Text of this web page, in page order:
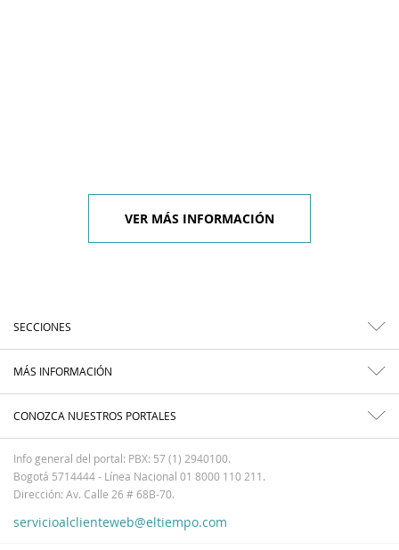
VER MÁS INFORMACIÓN
SECCIONES
MÁS INFORMACIÓN
CONOZCA NUESTROS PORTALES
Info general del portal: PBX: 57 (1) 2940100.
Bogotá 5714444 - Línea Nacional 01 8000 110 211.
Dirección: Av. Calle 26 # 68B-70.
servicioalclienteweb@eltiempo.com